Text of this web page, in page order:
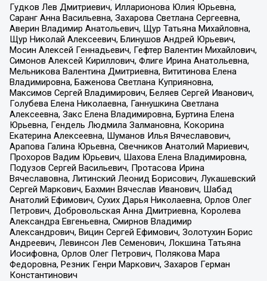
Гудков Лев Дмитриевич, Илларионова Юлия Юрьевна,
Саранг Анна Васильевна, Захарова Светлана Сергеевна,
Аверин Владимир Анатольевич, Щур Татьяна Михайловна,
Щур Николай Алексеевич, Блинушов Андрей Юрьевич,
Мосин Алексей Геннадьевич, Гефтер Валентин Михайлович,
Симонов Алексей Кириллович, Флиге Ирина Анатольевна,
Мельникова Валентина Дмитриевна, Вититинова Елена
Владимировна, Баженова Светлана Куприяновна,
Максимов Сергей Владимирович, Беляев Сергей Иванович,
Голубева Елена Николаевна, Ганнушкина Светлана
Алексеевна, Закс Елена Владимировна, Буртина Елена
Юрьевна, Гендель Людмила Залмановна, Кокорина
Екатерина Алексеевна, Шуманов Илья Вячеславович,
Арапова Галина Юрьевна, Свечников Анатолий Мариевич,
Прохоров Вадим Юрьевич, Шахова Елена Владимировна,
Подузов Сергей Васильевич, Протасова Ирина
Вячеславовна, Литинский Леонид Борисович, Лукашевский
Сергей Маркович, Бахмин Вячеслав Иванович, Шабад
Анатолий Ефимович, Сухих Дарья Николаевна, Орлов Олег
Петрович, Добровольская Анна Дмитриевна, Королева
Александра Евгеньевна, Смирнов Владимир
Александрович, Вицин Сергей Ефимович, Золотухин Борис
Андреевич, Левинсон Лев Семенович, Локшина Татьяна
Иосифовна, Орлов Олег Петрович, Полякова Мара
Федоровна, Резник Генри Маркович, Захаров Герман
Константинович